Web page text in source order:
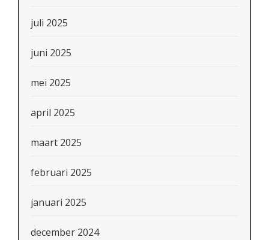
juli 2025
juni 2025
mei 2025
april 2025
maart 2025
februari 2025
januari 2025
december 2024